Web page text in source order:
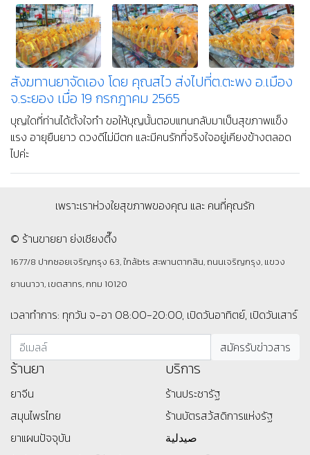
ชุดสังฆทานยา โดยคุณลูกค้า มารับที่หน้าร้านที่ถนน
เจริญกรุง เมื่อ 5/11/2020
อนุโมทนาบุญกับท่านค่ะ ขอให้บุญนี้ส่งผลให้มีความมั่นคงในชีวิต เจริญ
ในหน้าที่การงาน มีความสงบร่มเย็นทั้งในบ้านและในใจค่ะ
จ.ระยอง เมื่อ 19 กรกฎาคม 2565
บุญใดที่ท่านได้ตั้งใจทำ ขอให้บุญนั้นตอบแทนกลับมาเป็นสุขภาพแข็ง
เพราะเราห่วงใยสุขภาพของคุณ และ คนที่คุณรัก
© ร้านขายยา ย่งเชียงตึ๊ง
1677/8 ปากซอยเจริญกรุง 63, ใกล้bts สะพานตากสิน, ถนนเจริญกรุง, แขวง
ยานนาวา, เขตสาทร, กทม 10120